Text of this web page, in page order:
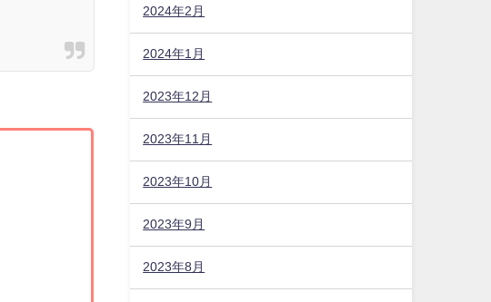
2024年2月
2024年1月
2023年12月
2023年11月
2023年10月
2023年9月
2023年8月